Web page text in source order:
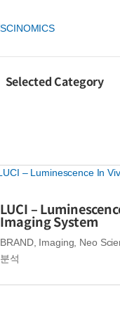
Selected Category
LUCI –
Imaging System
BRAND, Imaging Neo
분석